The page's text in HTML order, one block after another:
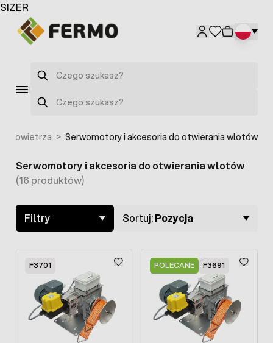
Przejdź do treści
Szukaj
Szukaj
powietrza > Serwomotory i akcesoria do otwierania wlotów
Skip to product list
Serwomotory i akcesoria do otwierania wlotów
(16 produktów)
Filtry Sortuj:Pozycja
F3701 POLECANE F3691
SIZER